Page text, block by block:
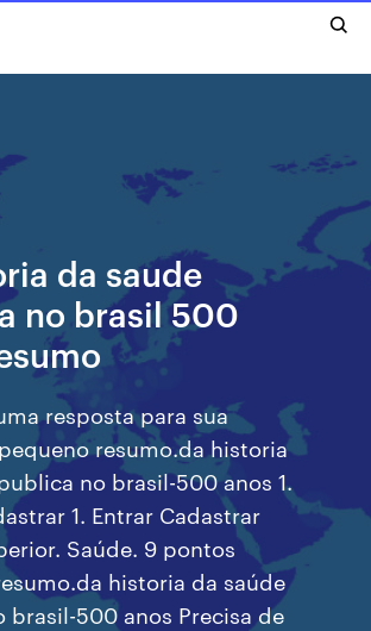
da saude
no brasil 500
resposta para sua
resumo.da historia
no brasil-500 anos 1.
1. Entrar Cadastrar
Saúde. 9 pontos
historia da saúde
brasil-500 anos Precisa de